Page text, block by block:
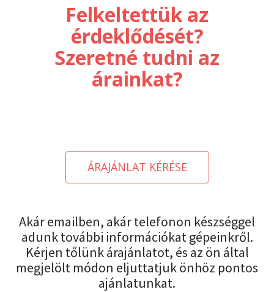
Felkeltettük az
érdeklődését?
Szeretné tudni az
árainkat?
ÁRAJÁNLAT KÉRÉSE
Akár emailben, akár telefonon készséggel
adunk további információkat gépeinkről.
Kérjen tőlünk árajánlatot, és az ön által
megjelölt módon eljuttatjuk önhöz pontos
ajánlatunkat.